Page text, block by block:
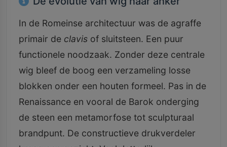
In de Romeinse architectuur was de agraffe
primair de clavis of sluitsteen. Een puur
functionele noodzaak. Zonder deze centrale
wig bleef de boog een verzameling losse
blokken onder een houten formeel. Pas in de
Renaissance en vooral de Barok onderging
de steen een metamorfose tot sculpturaal
brandpunt. De constructieve drukverdeler